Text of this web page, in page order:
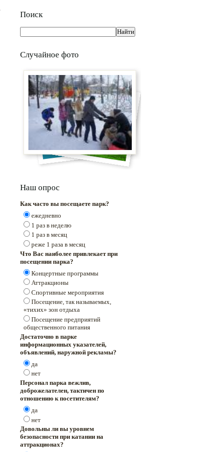
Поиск
Случайное фото
Наш опрос
Как часто вы посещаете парк?
ежедневно
1 раз в неделю
1 раз в месяц
реже 1 раза в месяц
Что Вас наиболее привлекает при
посещении парка?
Концертные программы
Аттракционы
Спортивные мероприятия
Посещение, так называемых,
«тихих» зон отдыха
Посещение предприятий
общественного питания
Достаточно в парке
информационных указателей,
объявлений, наружной рекламы?
да
нет
Персонал парка вежлив,
доброжелателен, тактичен по
отношению к посетителям?
да
нет
Довольны ли вы уровнем
безопасности при катании на
аттракционах?